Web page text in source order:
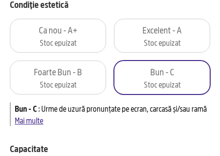
Condiție estetică
Ca nou - A+
Stoc epuizat
Excelent - A
Stoc epuizat
Foarte Bun - B
Stoc epuizat
Bun - C
Stoc epuizat
Bun - C:Urme de uzură pronunțate pe ecran, carcasă și/sau ramă
Mai multe
Capacitate